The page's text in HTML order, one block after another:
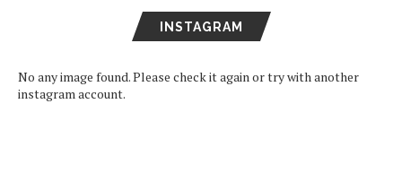
INSTAGRAM
No any image found. Please check it again or try with another
instagram account.